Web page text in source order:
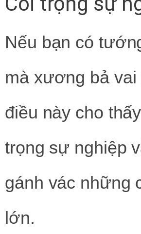
Nếu bạn có
mà xương bả vai
điều này cho
trọng sự nghiệp
gánh vác những
lớn.